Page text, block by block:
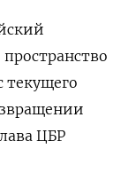
текущего
ЦБР